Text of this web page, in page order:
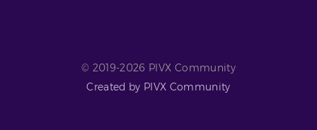
© 2019-2026 PIVX Community
Created by PIVX Community